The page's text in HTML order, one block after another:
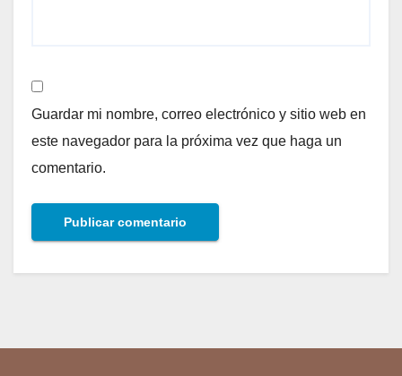
Guardar mi nombre, correo electrónico y sitio web en
este navegador para la próxima vez que haga un
comentario.